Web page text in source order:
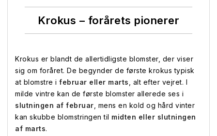
Krokus – forårets pionerer
Krokus er blandt de allertidligste blomster, der viser
sig om foråret. De begynder de første krokus typisk
at blomstre i februar eller marts , alt efter vejret. I
milde vintre kan de første blomster allerede ses i
slutningen af februar , mens en kold og hård vinter
kan skubbe blomstringen til midten eller slutningen
af marts.